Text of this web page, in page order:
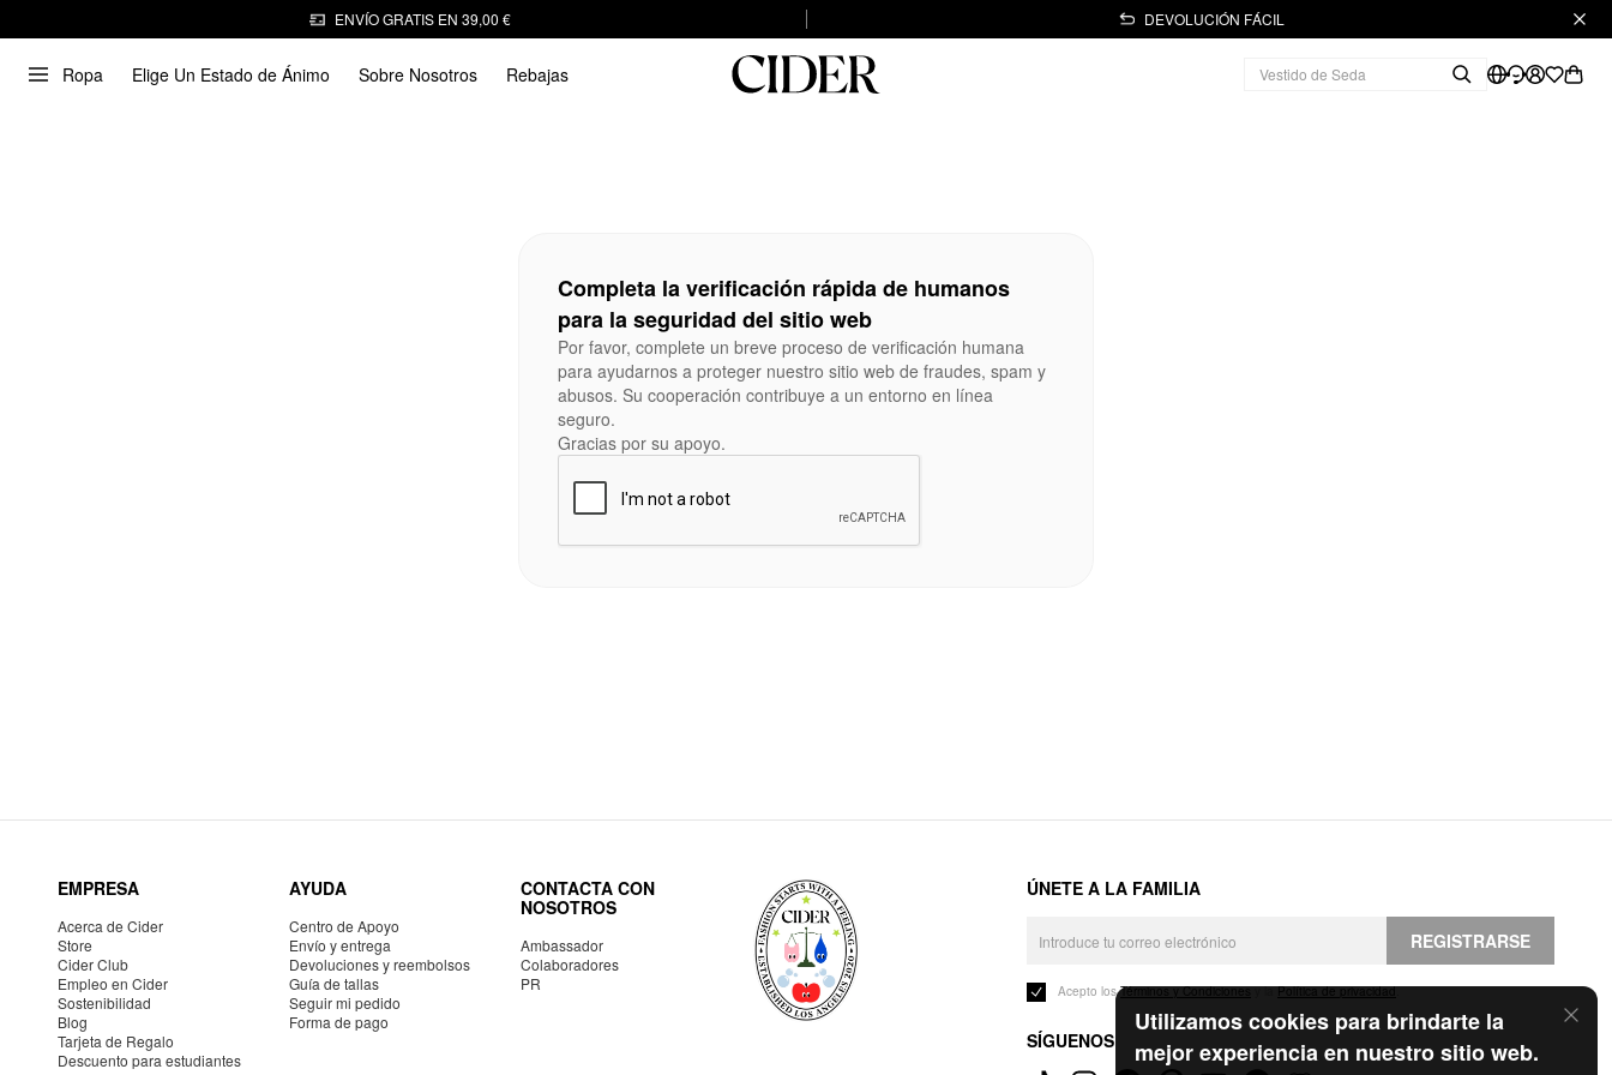
ENVÍO GRATIS EN 39,00 € DEVOLUCIÓN FÁCIL
Ropa Elige Un Estado de Ánimo Sobre Nosotros Rebajas
Utilizamos cookies para brindarte la
mejor experiencia en nuestro sitio web.
Completa la verificación rápida de humanos
para la seguridad del sitio web
Por favor, complete un breve proceso de verificación humana
para ayudarnos a proteger nuestro sitio web de fraudes, spam y
abusos. Su cooperación contribuye a un entorno en línea
seguro.
Gracias por su apoyo.
EMPRESA
Acerca de Cider
Store
Cider Club
Empleo en Cider
Sostenibilidad
Blog
Tarjeta de Regalo
Descuento para estudiantes
AYUDA
Centro de Apoyo
Envío y entrega
Devoluciones y reembolsos
Guía de tallas
Seguir mi pedido
Forma de pago
CONTACTA CON
NOSOTROS
Ambassador
Colaboradores
PR
ÚNETE A LA FAMILIA
REGISTRARSE
Acepto losTérminos y Condicionesy laPolítica de privacidad.
SÍGUENOS